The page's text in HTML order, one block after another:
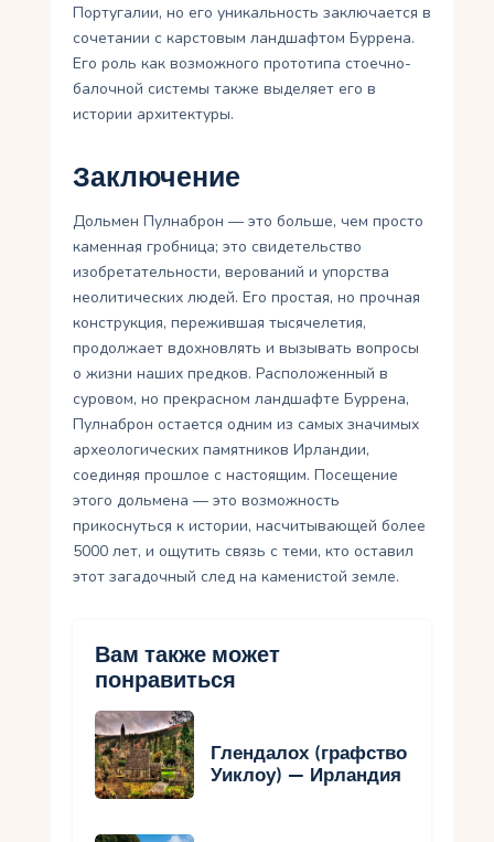
Португалии, но его уникальность заключается в
сочетании с карстовым ландшафтом Буррена.
Его роль как возможного прототипа стоечно-
балочной системы также выделяет его в
истории архитектуры.
Заключение
Дольмен Пулнаброн — это больше, чем просто
каменная гробница; это свидетельство
изобретательности, верований и упорства
неолитических людей. Его простая, но прочная
конструкция, пережившая тысячелетия,
продолжает вдохновлять и вызывать вопросы
о жизни наших предков. Расположенный в
суровом, но прекрасном ландшафте Буррена,
Пулнаброн остается одним из самых значимых
археологических памятников Ирландии,
соединяя прошлое с настоящим. Посещение
этого дольмена — это возможность
прикоснуться к истории, насчитывающей более
5000 лет, и ощутить связь с теми, кто оставил
этот загадочный след на каменистой земле.
Вам также может
понравиться
Глендалох (графство
Уиклоу) — Ирландия